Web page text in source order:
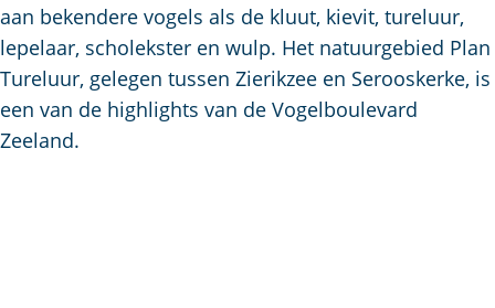
aan bekendere vogels als de kluut, kievit, tureluur,
lepelaar, scholekster en wulp. Het natuurgebied Plan
Tureluur, gelegen tussen Zierikzee en Serooskerke, is
een van de highlights van de Vogelboulevard
Zeeland.